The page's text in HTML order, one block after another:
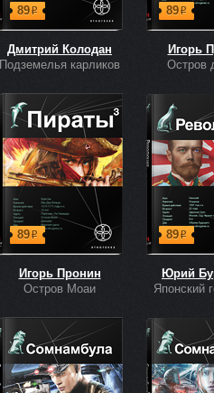
89р
Дмитрий Колодан
Подземелья карликов
89р
Игорь
Остров
89р
Игорь Пронин
Остров Моаи
89р
Юрий
Японский